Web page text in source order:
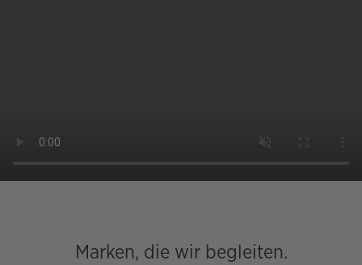
Marken, die wir begleiten.